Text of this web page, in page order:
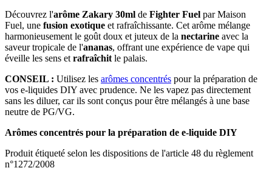
Découvrez l'arôme Zakary 30ml de Fighter Fuel par Maison
Fuel, une fusion exotique et rafraîchissante. Cet arôme mélange
harmonieusement le goût doux et juteux de la nectarine avec la
saveur tropicale de l'ananas, offrant une expérience de vape qui
éveille les sens etrafraîchitle palais.
CONSEIL : Utilisez les arômes concentrés pour la préparation de
vos e-liquides DIY avec prudence. Ne les vapez pas directement
sans les diluer, car ils sont conçus pour être mélangés à une base
neutre de PG/VG.
Arômes concentrés pour la préparation de e-liquide DIY
Produit étiqueté selon les dispositions de l'article 48 du règlement
n°1272/2008